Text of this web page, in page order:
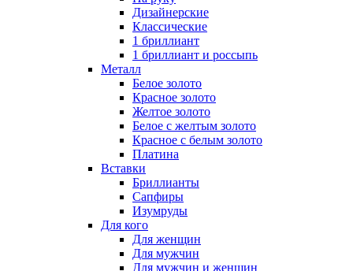
Дизайнерские
Классические
1 бриллиант
1 бриллиант и россыпь
Металл
Белое золото
Красное золото
Желтое золото
Белое с желтым золото
Красное с белым золото
Платина
Вставки
Бриллианты
Сапфиры
Изумруды
Для кого
Для женщин
Для мужчин
Для мужчин и женщин